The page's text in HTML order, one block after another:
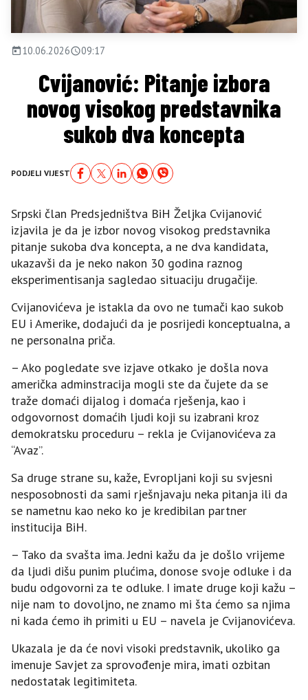
10.06.2026 09:17
Cvijanović: Pitanje izbora
novog visokog predstavnika
sukob dva koncepta
PODJELI VIJEST
Srpski član Predsjedništva BiH Željka Cvijanović
izjavila je da je izbor novog visokog predstavnika
pitanje sukoba dva koncepta, a ne dva kandidata,
ukazavši da je neko nakon 30 godina raznog
eksperimentisanja sagledao situaciju drugačije.
Cvijanovićeva je istakla da ovo ne tumači kao sukob
EU i Amerike, dodajući da je posrijedi konceptualna, a
ne personalna priča.
– Ako pogledate sve izjave otkako je došla nova
američka adminstracija mogli ste da čujete da se
traže domaći dijalog i domaća rješenja, kao i
odgovornost domaćih ljudi koji su izabrani kroz
demokratsku proceduru – rekla je Cvijanovićeva za
“Avaz”.
Sa druge strane su, kaže, Evropljani koji su svjesni
nesposobnosti da sami rješnjavaju neka pitanja ili da
se nametnu kao neko ko je kredibilan partner
institucija BiH.
– Tako da svašta ima. Јedni kažu da je došlo vrijeme
da ljudi dišu punim plućima, donose svoje odluke i da
budu odgovorni za te odluke. I imate druge koji kažu –
nije nam to dovoljno, ne znamo mi šta ćemo sa njima
ni kada ćemo ih primiti u EU – navela je Cvijanovićeva.
Ukazala je da će novi visoki predstavnik, ukoliko ga
imenuje Savjet za sprovođenje mira, imati ozbitan
nedostatak legitimiteta.